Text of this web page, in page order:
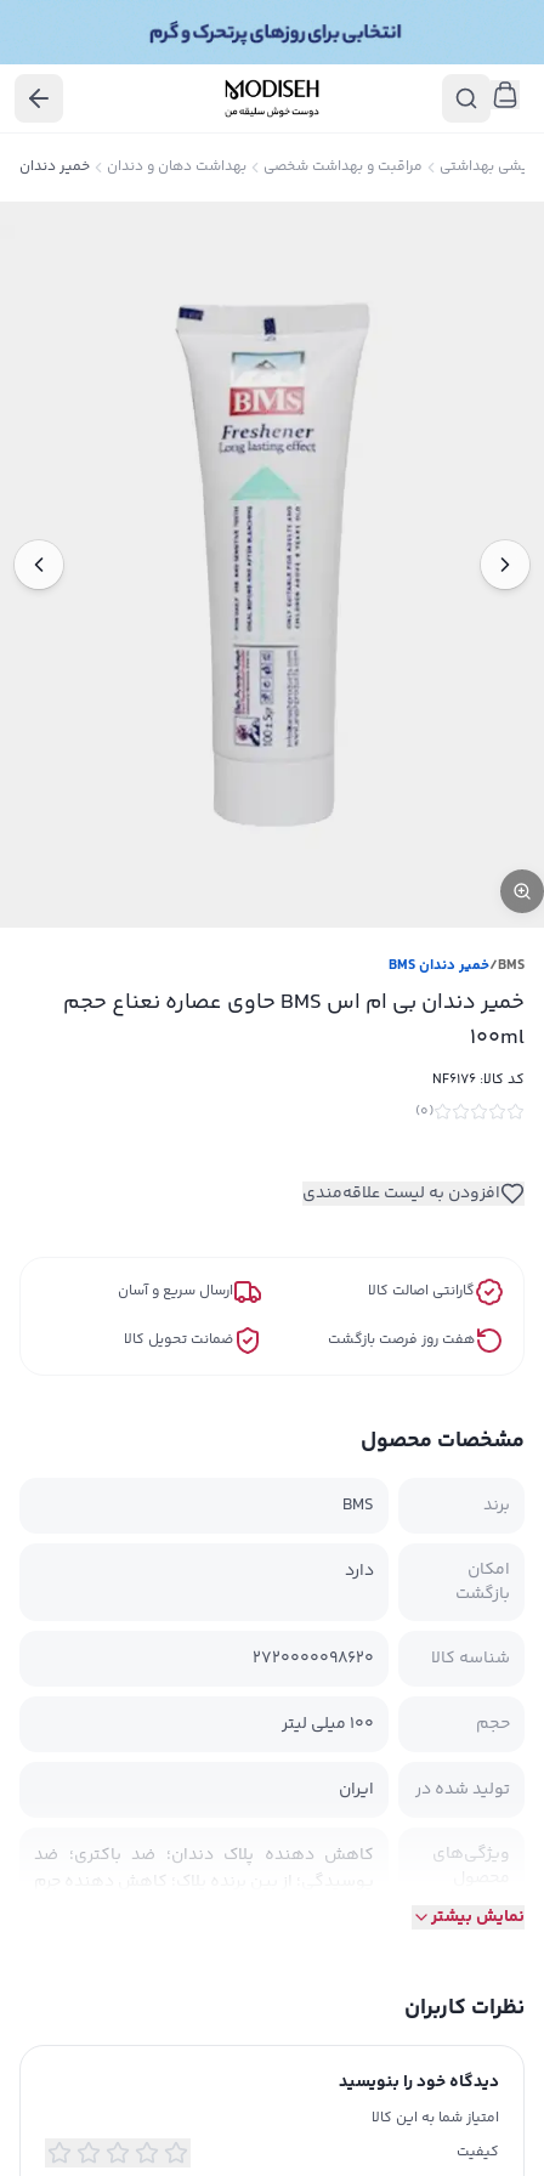
آرایشی بهداشتی مراقبت و بهداشت شخصی بهداشت دهان و دندان خمیر دندان
BMS
/خمیر دندان BMS
خمیر دندان بی ام اس BMS حاوی عصاره نعناع حجم
100ml
کد کالا: NF6176
(
0
)
افزودن به لیست علاقه‌مندی
گارانتی اصالت کالا ارسال سریع و آسان
هفت روز فرصت بازگشت ضمانت تحویل کالا
مشخصات محصول
برند BMS
امکان
بازگشت
دارد
شناسه کالا 2720000098620
حجم ‫100 میلی لیتر‬
تولید شده در ایران
ویژگی‌های
بهداشتی
کاهش دهنده پلاک دندان؛ ضد باکتری؛ ضد
پوسیدگی؛ از بین برنده پلاک؛ کاهش دهنده جرم
توضیحات
ضد پوسیدگی و کنترل پوسیدگی های اولیه
استحکام بخشیدن به مینای دندان
نمایش بیشتر
نظرات کاربران
دیدگاه خود را بنویسید
امتیاز شما به این کالا
کیفیت